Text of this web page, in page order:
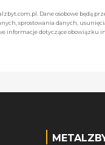
Dane osobowe będą
sprostowania danych,
informacje dotyczące obowiązku